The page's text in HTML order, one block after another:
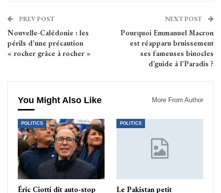
PREV POST
Nouvelle-Calédonie : les
périls d’une précaution
« rocher grâce à rocher »
NEXT POST
Pourquoi Emmanuel Macron
est réapparu bruissement
ses fameuses binocles
d’guide à l’Paradis ?
You Might Also Like More From Author
POLITICS
Éric Ciotti dit auto-stop
POLITICS
Le Pakistan petit